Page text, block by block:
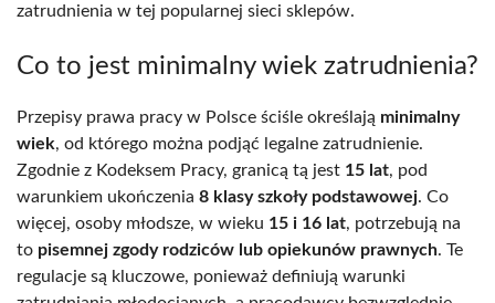
zatrudnienia w tej popularnej sieci sklepów.
Co to jest minimalny wiek zatrudnienia?
Przepisy prawa pracy w Polsce ściśle określają minimalny
wiek, od którego można podjąć legalne zatrudnienie.
Zgodnie z Kodeksem Pracy, granicą tą jest 15 lat, pod
warunkiem ukończenia 8 klasy szkoły podstawowej. Co
więcej, osoby młodsze, w wieku 15 i 16 lat, potrzebują na
to pisemnej zgody rodziców lub opiekunów prawnych. Te
regulacje są kluczowe, ponieważ definiują warunki